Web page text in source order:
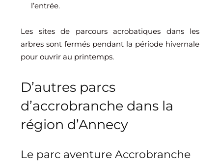
l’entrée.
Les sites de parcours acrobatiques dans les
arbres sont fermés pendant la période hivernale
pour ouvrir au printemps.
D’autres parcs
d’accrobranche dans la
région d’Annecy
Le parc aventure Accrobranche